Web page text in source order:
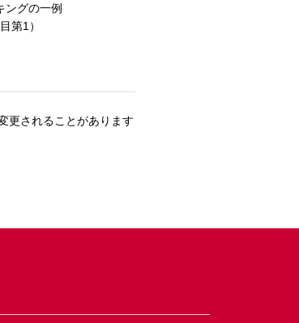
ングの一例
第1）
更されることがあります